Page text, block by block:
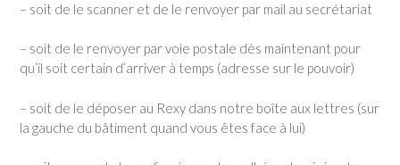
– soit de le scanner et de le renvoyer par mail au secrétariat
– soit de le renvoyer par voie postale dès maintenant pour
qu’il soit certain d’arriver à temps (adresse sur le pouvoir)
– soit de le déposer au Rexy dans notre boîte aux lettres (sur
la gauche du bâtiment quand vous êtes face à lui)